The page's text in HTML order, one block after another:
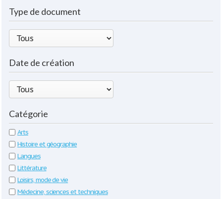
Type de document
Date de création
Catégorie
Arts
Histoire et géographie
Langues
Littérature
Loisirs, mode de vie
Médecine, sciences et techniques